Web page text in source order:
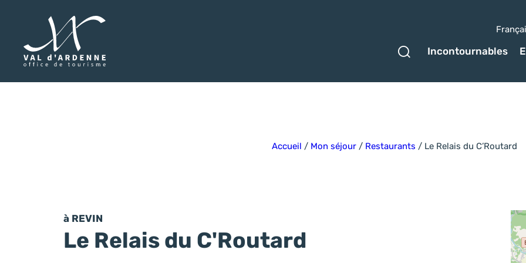
Ouvrir le formulaire
Incontournables
Accueil / Mon séjour/ Restaurants / Le Relais du C’Routard
à REVIN
Le Relais du C'Routard